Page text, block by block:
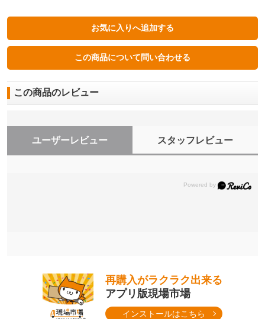
この商品のレビュー
ユーザーレビュー スタッフレビュー
再購入がラクラク出来る
アプリ版現場市場
インストールはこちら